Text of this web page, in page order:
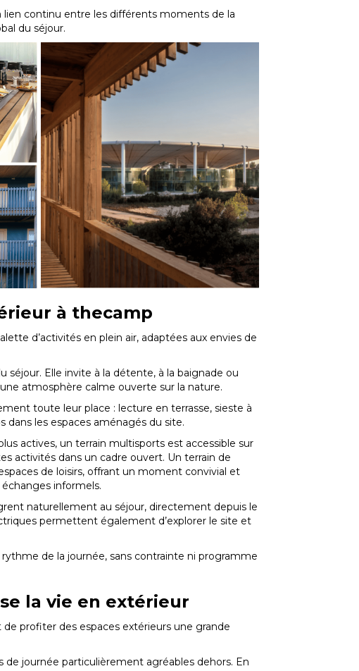
lien continu entre les différents moments de la
du séjour.
à thecamp
d’activités en plein air, adaptées aux envies de
séjour. Elle invite à la détente, à la baignade ou
atmosphère calme ouverte sur la nature.
toute leur place : lecture en terrasse, sieste à
dans les espaces aménagés du site.
actives, un terrain multisports est accessible sur
activités dans un cadre ouvert. Un terrain de
de loisirs, offrant un moment convivial et
informels.
naturellement au séjour, directement depuis le
permettent également d’explorer le site et
de la journée, sans contrainte ni programme
la vie en extérieur
profiter des espaces extérieurs une grande
de journée particulièrement agréables dehors. En